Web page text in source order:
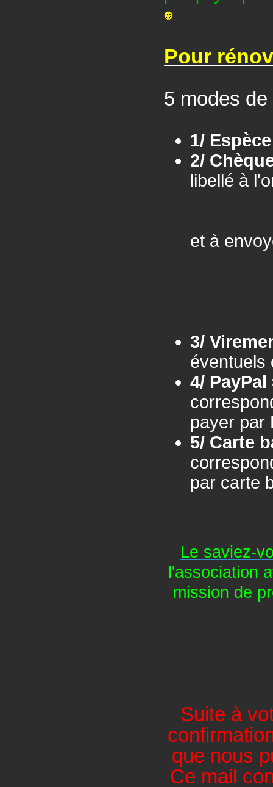
Pour
5 modes
1/
2/
libellé à
et à
3/
éventuels
4/
payer par
5/ Carte
par carte
Le saviez-
l'association
mission de
Suite à
que nous
Ce mail